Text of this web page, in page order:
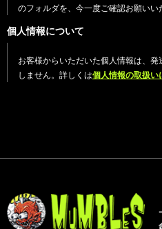
のフォルダを、今一度ご確認お願いい
個人情報について
お客様からいただいた個人情報は、
しません。詳しくは個人情報の取扱い